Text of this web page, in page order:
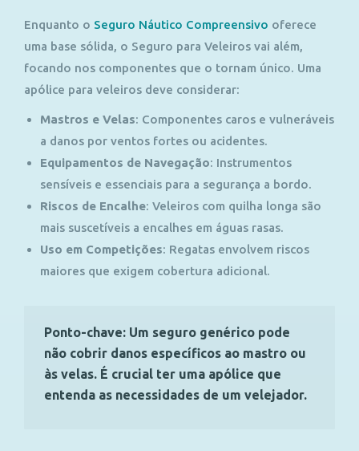
Enquanto o Seguro Náutico Compreensivo oferece
uma base sólida, o Seguro para Veleiros vai além,
focando nos componentes que o tornam único. Uma
apólice para veleiros deve considerar:
Mastros e Velas: Componentes caros e vulneráveis
a danos por ventos fortes ou acidentes.
Equipamentos de Navegação: Instrumentos
sensíveis e essenciais para a segurança a bordo.
Riscos de Encalhe: Veleiros com quilha longa são
mais suscetíveis a encalhes em águas rasas.
Uso em Competições: Regatas envolvem riscos
maiores que exigem cobertura adicional.
Ponto-chave: Um seguro genérico pode
não cobrir danos específicos ao mastro ou
às velas. É crucial ter uma apólice que
entenda as necessidades de um velejador.